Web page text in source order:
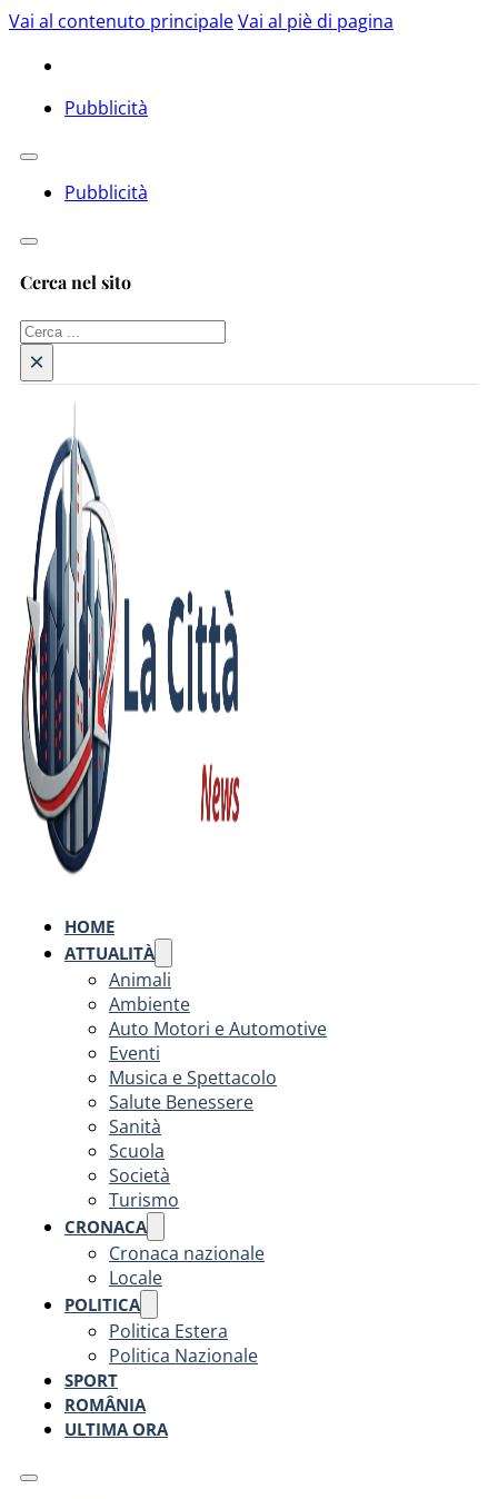
Vai al contenuto principaleVai al piè di pagina
Pubblicità
Pubblicità
Cerca nel sito
Cerca
×
HOME
ATTUALITÀ
Animali
Ambiente
Auto Motori e Automotive
Eventi
Musica e Spettacolo
Salute Benessere
Sanità
Scuola
Società
Turismo
CRONACA
Cronaca nazionale
Locale
POLITICA
Politica Estera
Politica Nazionale
SPORT
ROMÂNIA
ULTIMA ORA